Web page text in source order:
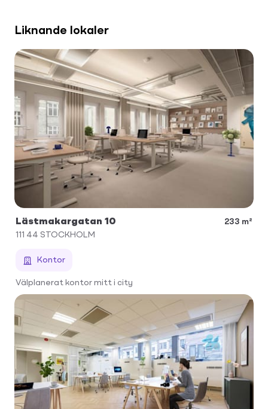
Liknande lokaler
Lästmakargatan 10
233 m²
111 44 STOCKHOLM
Kontor
Välplanerat kontor mitt i city